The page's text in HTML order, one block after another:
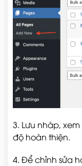
3. Lưu nháp,
độ hoàn thiện.
4. Để chỉnh sửa